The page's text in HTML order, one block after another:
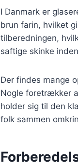
I Danmark er
brun farin, hvilket
tilberedningen,
saftige skinke
Der findes mange
Nogle foretrækker
holder sig til den
folk sammen